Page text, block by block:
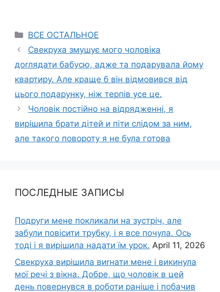
Categories
ВСЕ ОСТАЛЬНОЕ
Свекруха змушує мого чоловіка
доrлядати бабусю, адже та подарувала йому
квартиру. Але краще б він відмовився від
цього подарунку, ніж терпів усе це.
Чоловік постійно на відрядженні, я
вирішила брати дітей и піти слідом за ним,
але такого повороту я не була готова
ПОСЛЕДНЫЕ ЗАПИСЫ
Подруги мене покликали на зустріч, але
забули повісити трубку, і я все почула. Ось
тоді і я вирішила надати їм урок. April 11, 2026
Свекруха вирішила виrнати мене і викинула
мої речі з вікна. Добре, що чоловік в цей
день повернувся в роботи раніше і побачив